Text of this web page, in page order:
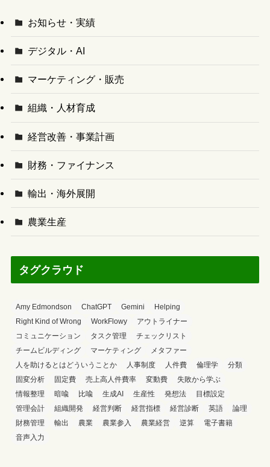
お知らせ・実績
デジタル・AI
マーケティング・販売
組織・人材育成
経営改善・事業計画
財務・ファイナンス
輸出・海外展開
農業生産
タグクラウド
Amy Edmondson ChatGPT Gemini
Helping
Right Kind of Wrong
WorkFlowy
アウトライナー
コミュニケーション
タスク管理
チェックリスト
チームビルディング
マーケティング
メタファー
人を助けるとはどういうことか
人事制度 人件費 倫理学
分類
固変分析
固定費 売上高人件費率 変動費
失敗から学ぶ
情報整理
暗喩 比喩 生成AI 生産性 発想法
目標設定
管理会計
組織開発 経営判断 経営指標 経営診断 英語
論理
財務管理
輸出 農業 農業参入 農業経営 逆算
電子書籍
音声入力